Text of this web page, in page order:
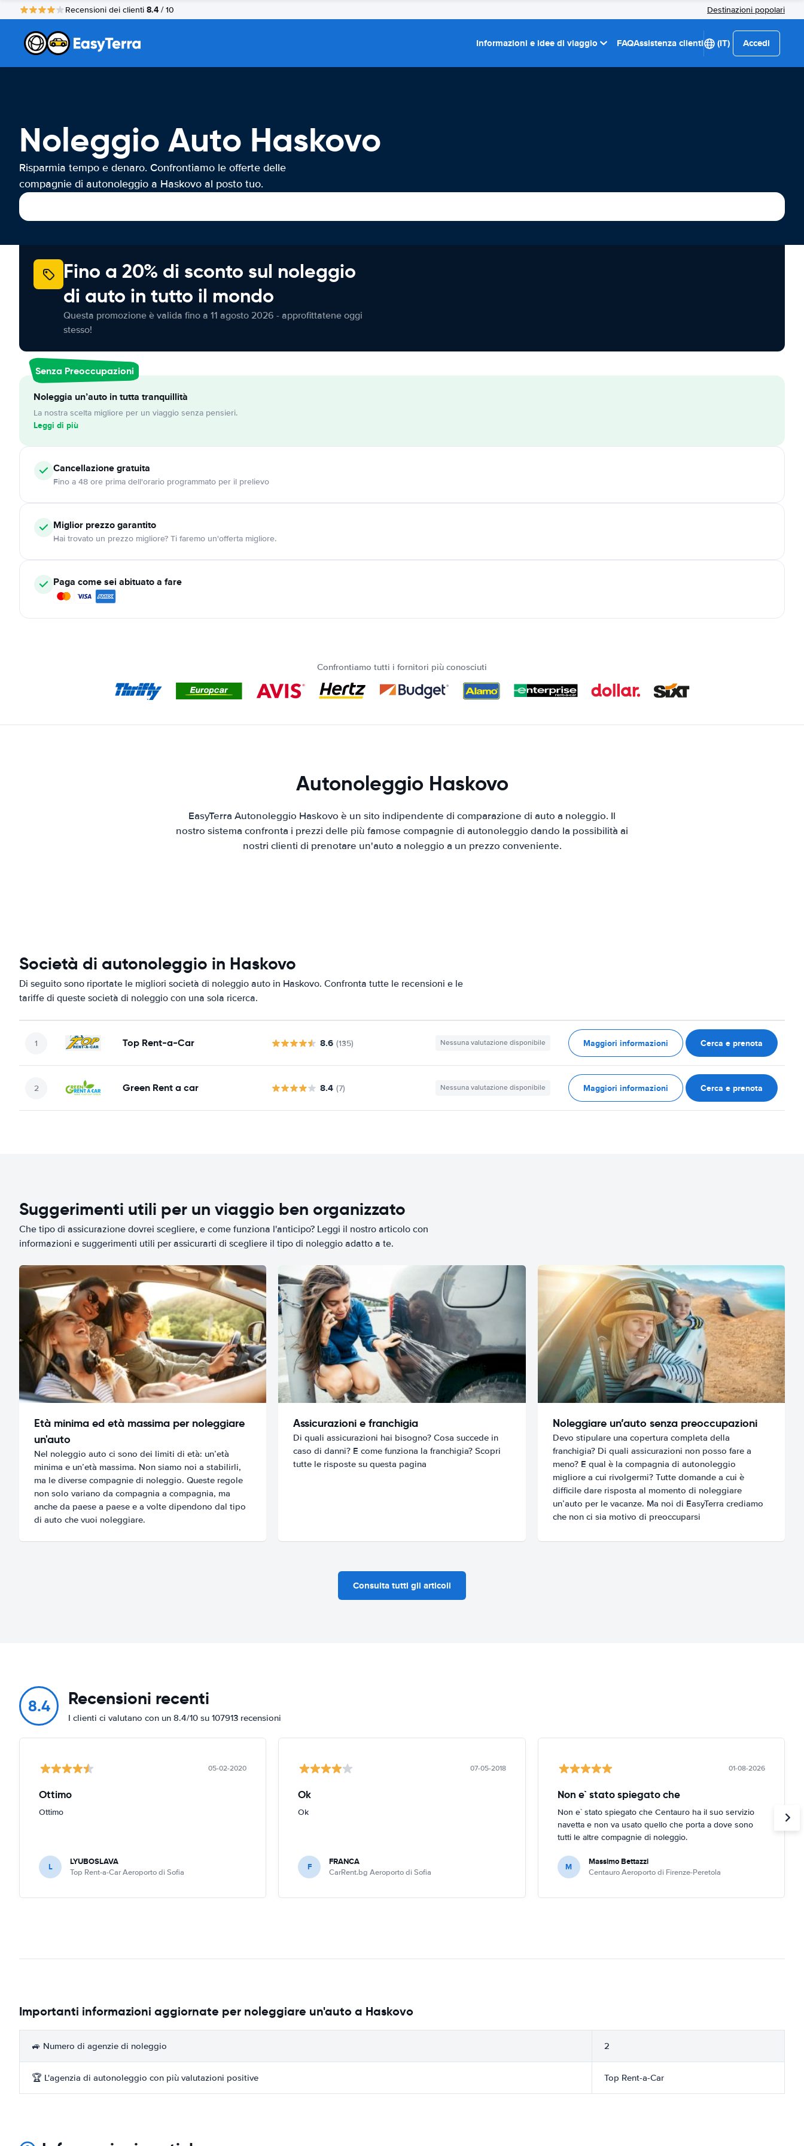
Recensioni dei clienti 8.4 / 10 Destinazioni popolari
Informazioni e idee di viaggio FAQAssistenza clienti (IT) Accedi
Noleggio Auto Haskovo
Risparmia tempo e denaro. Confrontiamo le offerte delle
compagnie di autonoleggio a Haskovo al posto tuo.
Fino a 20% di sconto sul noleggio
di auto in tutto il mondo
Questa promozione è valida fino a 11 agosto 2026 - approfittatene oggi
stesso!
Senza Preoccupazioni
Noleggia un’auto in tutta tranquillità
La nostra scelta migliore per un viaggio senza pensieri.
Leggi di più
Cancellazionegratuita
Fino a 48 ore prima dell'orario programmato per il prelievo
Miglior prezzo garantito
Hai trovato un prezzo migliore? Ti faremo un'offerta migliore.
Paga come sei abituato a fare
Confrontiamo tutti i fornitori più conosciuti
Autonoleggio Haskovo
EasyTerra Autonoleggio Haskovo è un sito indipendente di comparazione di auto a noleggio. Il
nostro sistema confronta i prezzi delle più famose compagnie di autonoleggio dando la possibilità ai
nostri clienti di prenotare un'auto a noleggio a un prezzo conveniente.
Società di autonoleggio in Haskovo
Di seguito sono riportate le migliori società di noleggio auto in Haskovo. Confronta tutte le recensioni e le
tariffe di queste società di noleggio con una sola ricerca.
Top Rent-a-Car 8.6 (135) Nessuna valutazione disponibile Maggiori informazioni Cerca e prenota
Green Rent a car 8.4 (7) Nessuna valutazione disponibile Maggiori informazioni Cerca e prenota
Suggerimenti utili per un viaggio ben organizzato
Che tipo di assicurazione dovrei scegliere, e come funziona l'anticipo? Leggi il nostro articolo con
informazioni e suggerimenti utili per assicurarti di scegliere il tipo di noleggio adatto a te.
Età minima ed età massima per noleggiare
un'auto
Nel noleggio auto ci sono dei limiti di età: un’età
minima e un’età massima. Non siamo noi a stabilirli,
ma le diverse compagnie di noleggio. Queste regole
non solo variano da compagnia a compagnia, ma
anche da paese a paese e a volte dipendono dal tipo
di auto che vuoi noleggiare.
Assicurazioni e franchigia
Di quali assicurazioni hai bisogno? Cosa succede in
caso di danni? E come funziona la franchigia? Scopri
tutte le risposte su questa pagina
Noleggiare un’auto senza preoccupazioni
Devo stipulare una copertura completa della
franchigia? Di quali assicurazioni non posso fare a
meno? E qual è la compagnia di autonoleggio
migliore a cui rivolgermi? Tutte domande a cui è
difficile dare risposta al momento di noleggiare
un’auto per le vacanze. Ma noi di EasyTerra crediamo
che non ci sia motivo di preoccuparsi
Consulta tutti gli articoli
8.4 Recensioni recenti
I clienti ci valutano con un 8.4/10 su 107913 recensioni
05-02-2020
Ottimo
Ottimo
L LYUBOSLAVA
Top Rent-a-Car Aeroporto di Sofia
07-05-2018
Ok
Ok
F FRANCA
CarRent.bg Aeroporto di Sofia
01-08-2026
Non e` stato spiegato che
Non e` stato spiegato che Centauro ha il suo servizio
navetta e non va usato quello che porta a dove sono
tutti le altre compagnie di noleggio.
M Massimo Bettazzi
Centauro Aeroporto di Firenze-Peretola
Importanti informazioni aggiornate per noleggiare un'auto a Haskovo
🚙 Numero di agenzie di noleggio 2
🏆 L'agenzia di autonoleggio con più valutazioni positive Top Rent-a-Car